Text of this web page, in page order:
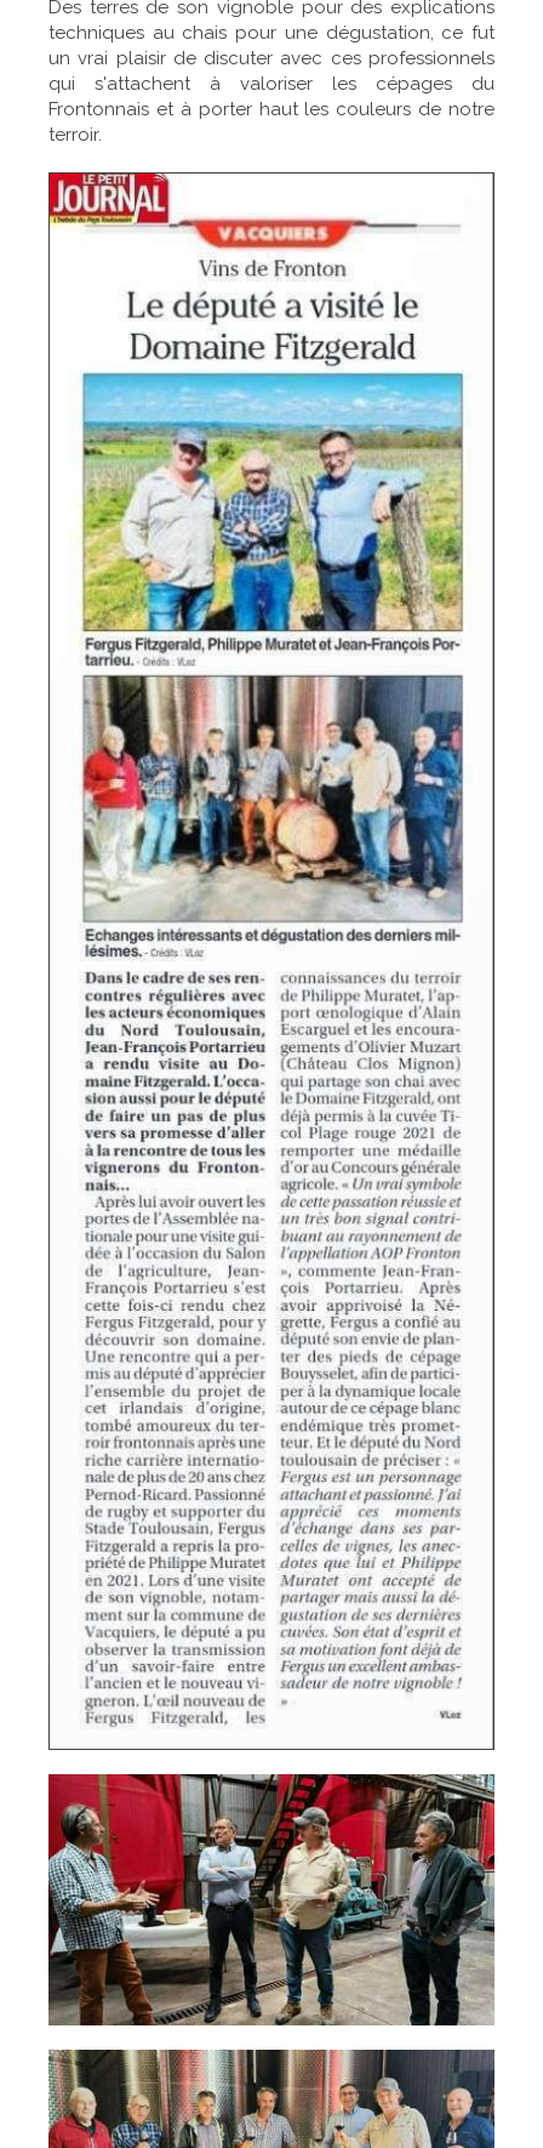
Des terres de son vignoble pour des explications
techniques au chais pour une dégustation, ce fut
un vrai plaisir de discuter avec ces professionnels
qui s'attachent à valoriser les cépages du
Frontonnais et à porter haut les couleurs de notre
terroir.